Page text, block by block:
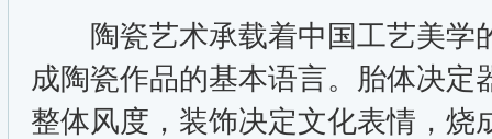
陶瓷艺术承载着中国工艺美学
成陶瓷作品的基本语言。胎体决
整体风度，装饰决定文化表情，